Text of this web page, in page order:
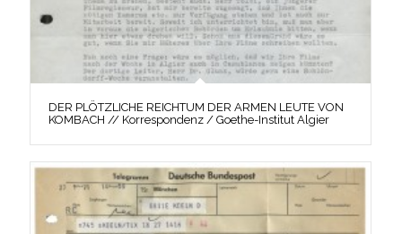
DER PLÖTZLICHE REICHTUM DER ARMEN LEUTE VON
KOMBACH // Korrespondenz / Goethe-Institut Algier